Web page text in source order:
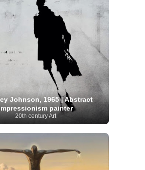
Johnson, 1965 | Abstract
painter
20th century Art